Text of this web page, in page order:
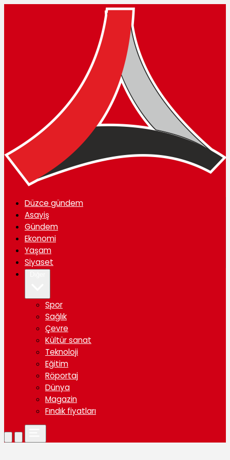
Düzce gündem
Asayiş
Gündem
Ekonomi
Yaşam
Siyaset
Spor
Sağlık
Çevre
Kültür sanat
Teknoloji
Eğitim
Röportaj
Dünya
Magazin
Fındık fiyatları